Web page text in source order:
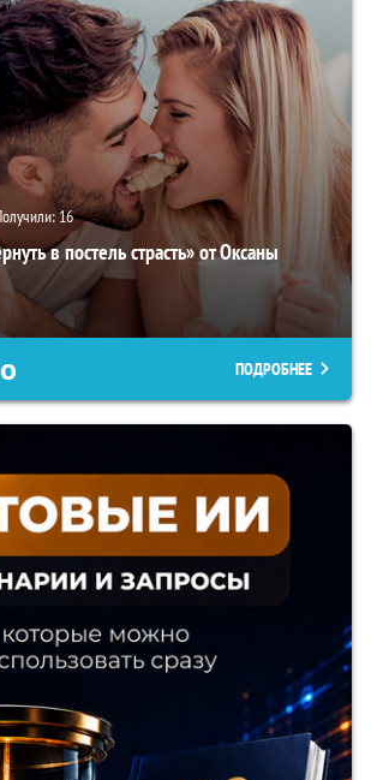
16
в постель страсть» от Оксаны
ПОДРОБНЕЕ